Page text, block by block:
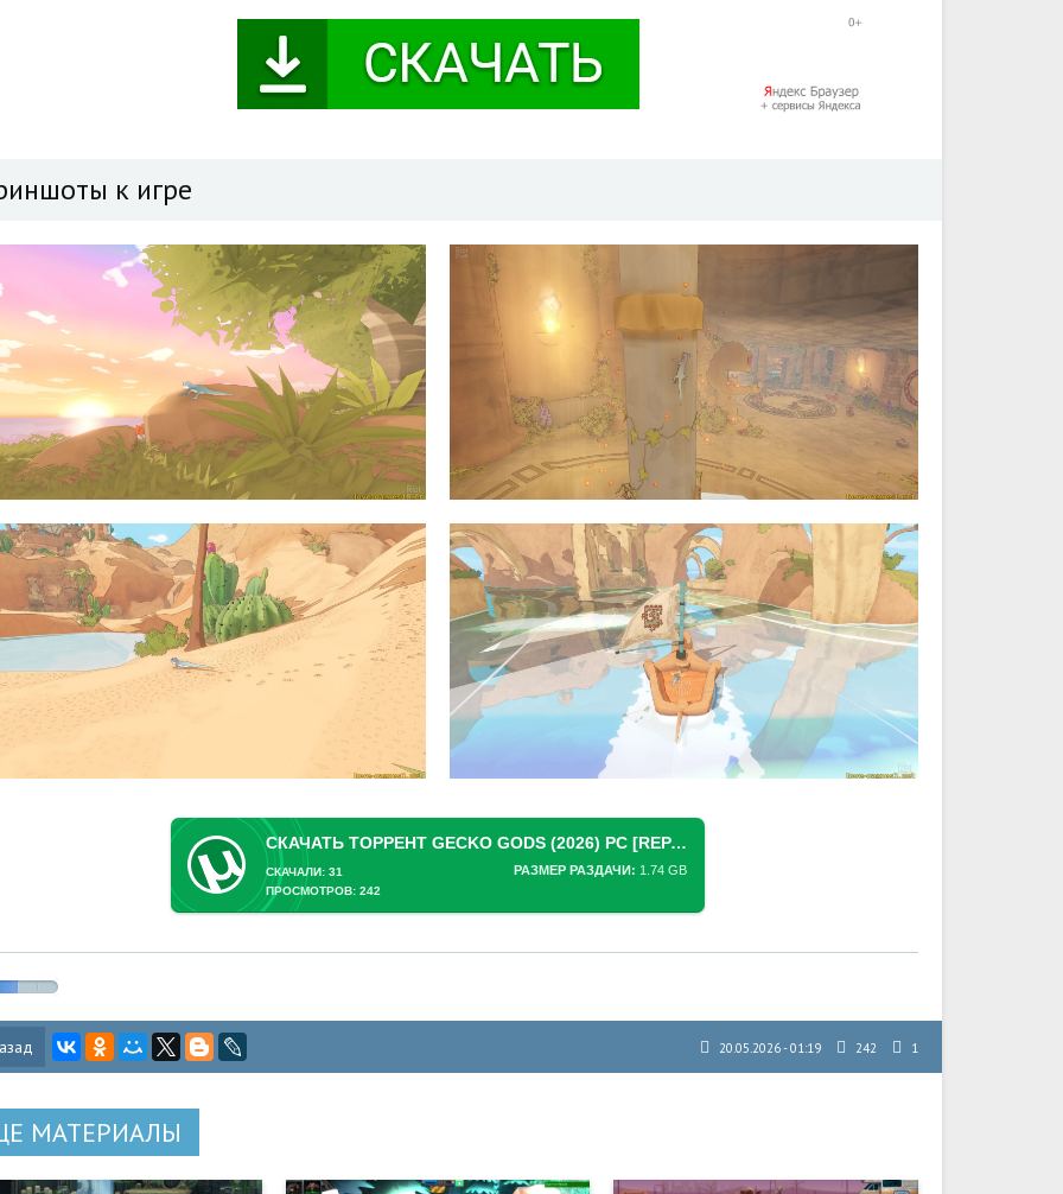
к игре
СКАЧАТЬ ТОРРЕНТ GECKO GODS (2026) PC [REPACK] (V2719 + БОНУСНЫЙ КОНТЕНТ)
РАЗМЕР РАЗДАЧИ: 1.74 GB
СКАЧАЛИ: 31
ПРОСМОТРОВ: 242
20.05.2026 - 01:19 242 1
МАТЕРИАЛЫ